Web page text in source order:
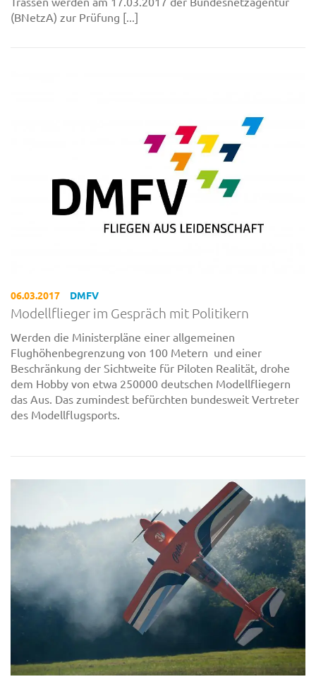
(BNetzA) zur Prüfung [...]
06.03.2017 DMFV
Modellflieger im Gespräch mit Politikern
Werden die Ministerpläne einer allgemeinen
Flughöhenbegrenzung von 100 Metern und einer
Beschränkung der Sichtweite für Piloten Realität, drohe
dem Hobby von etwa 250000 deutschen Modellfliegern
das Aus. Das zumindest befürchten bundesweit Vertreter
des Modellflugsports.